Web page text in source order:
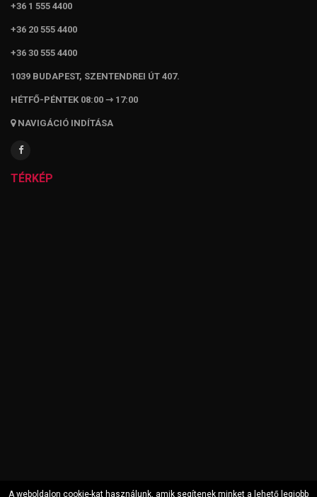
+36 1 555 4400
+36 20 555 4400
+36 30 555 4400
1039 BUDAPEST, SZENTENDREI ÚT 407.
HÉTFŐ-PÉNTEK 08:00 ⇾ 17:00
NAVIGÁCIÓ INDÍTÁSA
TÉRKÉP
A weboldalon cookie-kat használunk, amik segítenek minket a lehető legjobb